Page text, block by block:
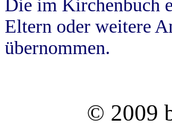
Die im Kirchenbuch
Eltern oder weitere
übernommen.
© 2009